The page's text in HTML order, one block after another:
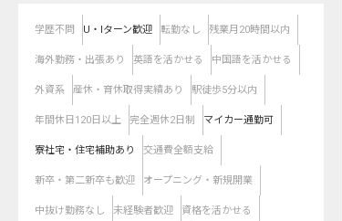
学歴不問 U・Iターン歓迎 転勤なし 残業月20時間以内
海外勤務・出張あり 英語を活かせる 中国語を活かせる
外資系 産休・育休取得実績あり 駅徒歩5分以内
年間休日120日以上 完全週休2日制 マイカー通勤可
寮社宅・住宅補助あり 交通費全額支給
新卒・第二新卒も歓迎 オープニング・新規開業
中抜け勤務なし 未経験者歓迎 資格を活かせる